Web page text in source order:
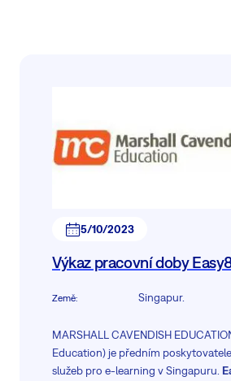
5/10/2023
Výkaz pracovní doby
Země: Singapur.
MARSHALL CAVENDISH
Education) je předním
služeb pro e-learning v Singapuru.